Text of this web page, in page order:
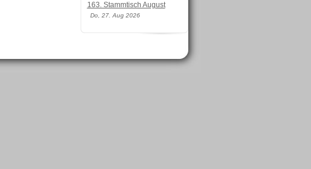
163. Stammtisch August
Do, 27. Aug 2026